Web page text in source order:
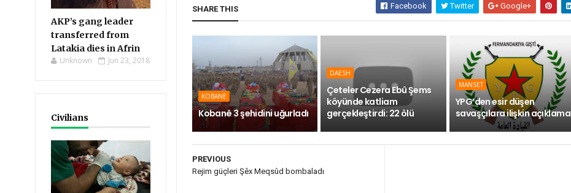
AKP’s gang leader
transferred from
Latakia dies in Afrin
Unknown Jun 23, 2018
Civilians
SHARE THIS Facebook Twitter Google+
KOBANE
Kobanê 3 şehidini uğurladı
DAESH
Çeteler Cezera Ebû Şems
köyünde katliam
gerçekleştirdi: 22 ölü
MANSET
YPG’den esir düşen
savaşçılara ilişkin açıklama
PREVIOUS
Rejim güçleri Şêx Meqsûd bombaladı